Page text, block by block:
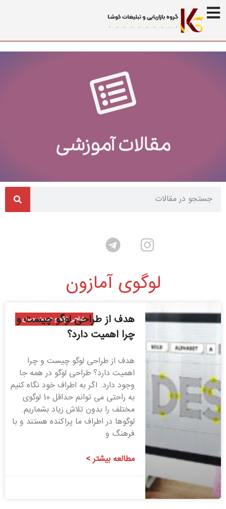
مقالات آموزشی
لوگوی آمازون
طراحی لوگو و هویت بصری
هدف از طراحی لوگو چیست و
چرا اهمیت دارد؟
هدف از طراحی لوگو چیست و چرا
اهمیت دارد؟ طراحی لوگو در همه جا
وجود دارد. اگر به اطراف خود نگاه کنیم
به راحتی می توانم حداقل 10 لوگوی
مختلف را بدون تلاش زیاد بشماریم.
لوگوها در اطراف ما پراکنده هستند و با
فرهنگ و
مطالعه بیشتر >
1400/08/24